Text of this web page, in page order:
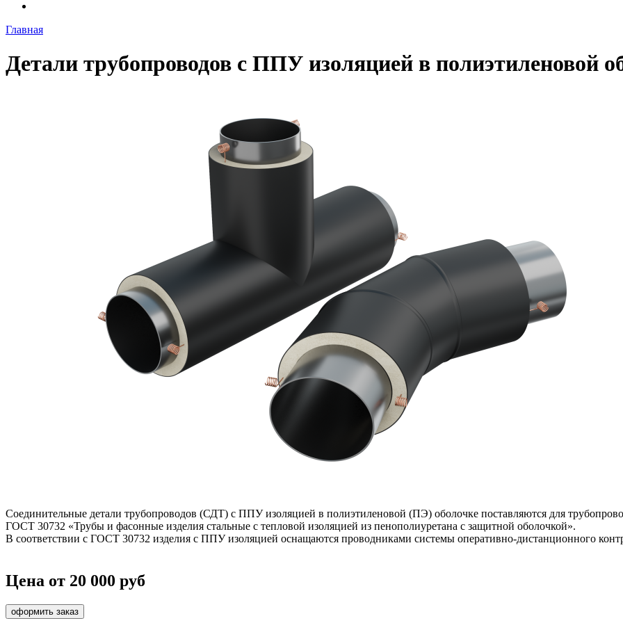
Главная
Детали трубопроводов с ППУ изоляцией в полиэтиленовой
Соединительные детали трубопроводов (СДТ) с ППУ изоляцией в полиэтиленовой (ПЭ) оболочке поставляются для
ГОСТ 30732 «Трубы и фасонные изделия стальные с тепловой изоляцией из пенополиуретана с защитной оболочкой».
В соответствии с ГОСТ 30732 изделия с ППУ изоляцией оснащаются проводниками системы оперативно-дистанционного
Цена от 20 000 руб
оформить заказ